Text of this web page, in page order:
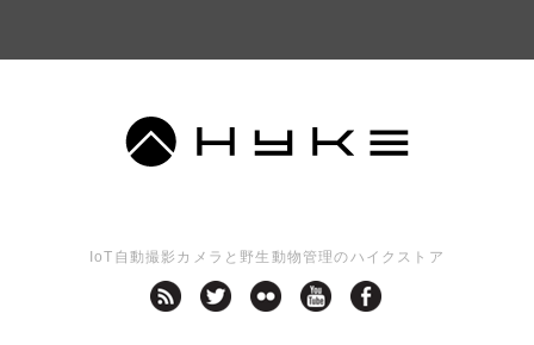
IoT自動撮影カメラと野生動物管理のハイクストア